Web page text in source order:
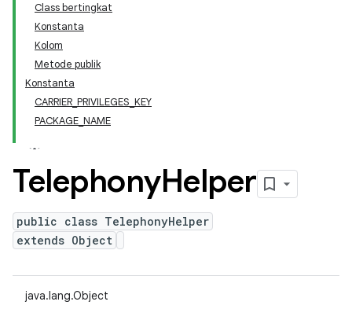
Class bertingkat
Konstanta
Kolom
Metode publik
Konstanta
CARRIER_PRIVILEGES_KEY
PACKAGE_NAME
TelephonyHelper
public class TelephonyHelper
extends Object
java.lang.Object